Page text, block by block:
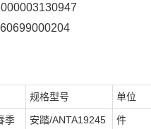
规格型号 单位
季
安踏/ANTA19245
件